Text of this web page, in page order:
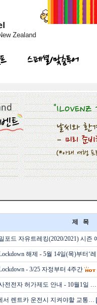
Zealand
스페셜/맞춤투어
제 목
포드 자유트레킹(2020/2021) 시즌
해제 - 5월 14일(목)부터‘
- 3/25 자정부터 4주간
전전자 허가제도 안내 - 10월1일 …
서 렌트카 운전시 지켜야할 교통…